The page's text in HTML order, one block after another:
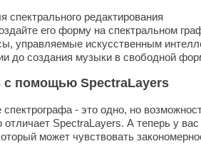
спектрального редактирования
его форму на спектральном
управляемые искусственным
до создания музыки в свободной
с помощью SpectraLayers
- это одно, но
отличает SpectraLayers. А теперь у
может чувствовать